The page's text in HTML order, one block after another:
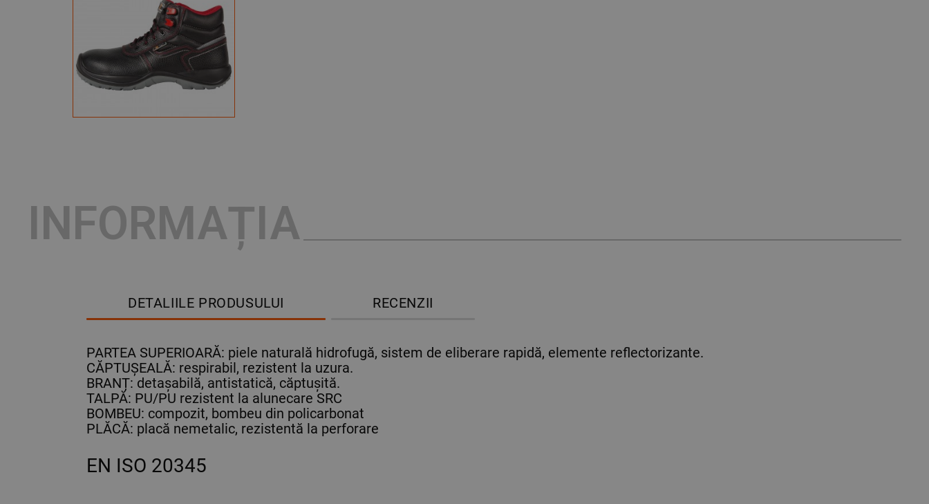
INFORMAȚIA
DETALIILE PRODUSULUI RECENZII
PARTEA SUPERIOARĂ: piele naturală hidrofugă, sistem de eliberare rapidă, elemente reflectorizante.
CĂPTUȘEALĂ: respirabil, rezistent la uzura.
BRANȚ: detașabilă, antistatică, căptușită.
TALPĂ: PU/PU rezistent la alunecare SRC
BOMBEU: compozit, bombeu din policarbonat
PLĂCĂ: placă nemetalic, rezistentă la perforare
EN ISO 20345